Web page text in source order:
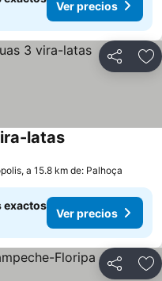
Ver precios
Compartir
latas
a 15.8 km de: Palhoça
exactos
Ver precios
Compartir